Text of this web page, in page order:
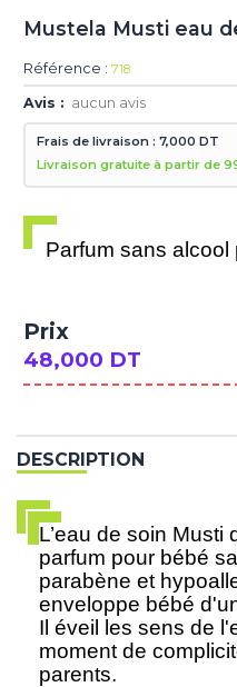
Mustela Musti eau
Référence : 718
Avis : aucun avis
Frais de livraison : 7,000 DT
Livraison gratuite à partir de
Parfum sans alcool
Prix
48,000 DT
DESCRIPTION
L’eau de soin Musti
parfum pour bébé
parabène et
enveloppe bébé
Il éveil les sens de
moment de
parents.